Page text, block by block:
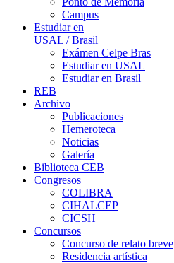
Campus
Estudiar en
USAL / Brasil
Exámen Celpe Bras
Estudiar en USAL
Estudiar en Brasil
REB
Archivo
Publicaciones
Hemeroteca
Noticias
Galería
Biblioteca CEB
Congresos
COLIBRA
CIHALCEP
CICSH
Concursos
Concurso de relato breve
Residencia artística